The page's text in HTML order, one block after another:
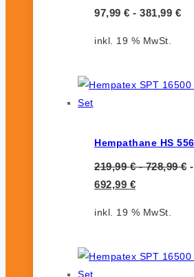
97,99 € - 381,99 €
inkl. 19 % MwSt.
Hempathane HS
219,99€-728,99€-
692,99 €
inkl. 19 % MwSt.